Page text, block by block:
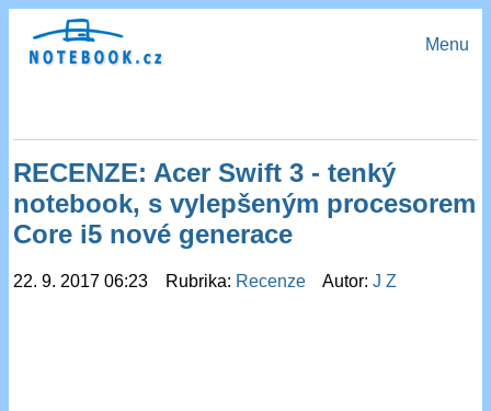
Menu
RECENZE: Acer Swift 3 - tenký
notebook, s vylepšeným procesorem
Core i5 nové generace
22. 9. 2017 06:23 Rubrika: Recenze Autor:J Z